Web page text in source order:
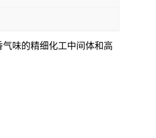
味的精细化工中间体和高